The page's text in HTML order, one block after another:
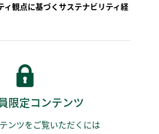
ィ観点に基づくサステナビリティ経
限定コンテンツ
ンツをご覧いただくには